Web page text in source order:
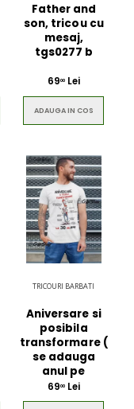
Father and
son, tricou cu
mesaj,
tgs0277 b
6900Lei
ADAUGA IN COS
TRICOURI BARBATI
Aniversare si
posibila
transformare (
se adauga
anul pe
6900Lei